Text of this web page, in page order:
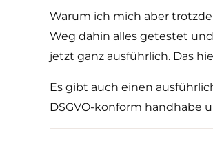
Warum ich mich aber
Weg dahin alles getestet
jetzt ganz ausführlich. Das
Es gibt auch einen
DSGVO-konform handhabe